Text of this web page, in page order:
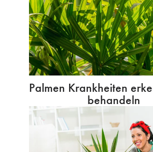
Palmen Krankheiten
behandeln